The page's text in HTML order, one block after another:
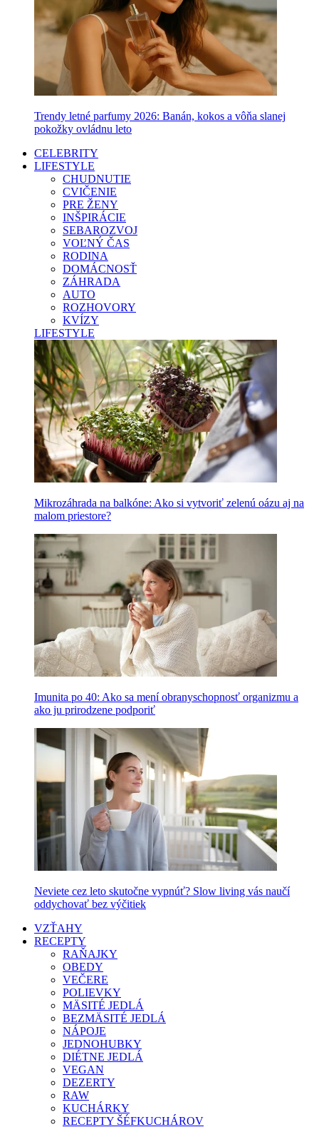
Trendy letné parfumy 2026: Banán, kokos a vôňa slanej
pokožky ovládnu leto
CELEBRITY
LIFESTYLE
CHUDNUTIE
CVIČENIE
PRE ŽENY
INŠPIRÁCIE
SEBAROZVOJ
VOĽNÝ ČAS
RODINA
DOMÁCNOSŤ
ZÁHRADA
AUTO
ROZHOVORY
KVÍZY
LIFESTYLE
Mikrozáhrada na balkóne: Ako si vytvoriť zelenú oázu aj na
malom priestore?
Imunita po 40: Ako sa mení obranyschopnosť organizmu a
ako ju prirodzene podporiť
Neviete cez leto skutočne vypnúť? Slow living vás naučí
oddychovať bez výčitiek
VZŤAHY
RECEPTY
RAŇAJKY
OBEDY
VEČERE
POLIEVKY
MÄSITÉ JEDLÁ
BEZMÄSITÉ JEDLÁ
NÁPOJE
JEDNOHUBKY
DIÉTNE JEDLÁ
VEGAN
DEZERTY
RAW
KUCHÁRKY
RECEPTY ŠÉFKUCHÁROV